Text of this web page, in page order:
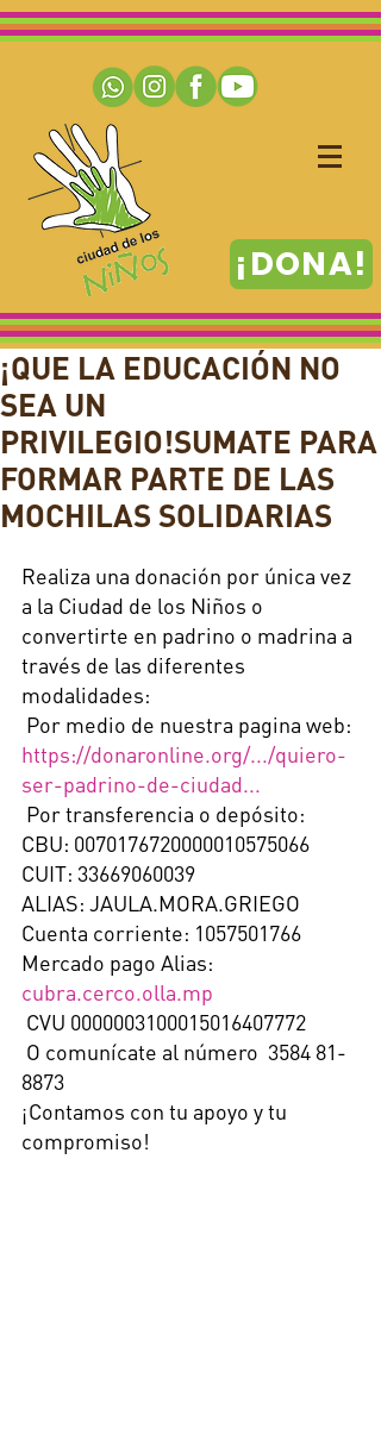
¡DONA!
¡QUE LA EDUCACIÓN NO
SEA UN
PRIVILEGIO!SUMATE PARA
FORMAR PARTE DE LAS
MOCHILAS SOLIDARIAS
Realiza una donación por única vez
a la Ciudad de los Niños o
convertirte en padrino o madrina a
través de las diferentes
modalidades:
Por medio de nuestra pagina web:
https://donaronline.org/.../quiero-
ser-padrino-de-ciudad...
Por transferencia o depósito:
CBU: 0070176720000010575066
CUIT: 33669060039
ALIAS: JAULA.MORA.GRIEGO
Cuenta corriente: 1057501766
Mercado pago Alias:
cubra.cerco.olla.mp
CVU 0000003100015016407772
O comunícate al número  3584 81-
8873
¡Contamos con tu apoyo y tu
compromiso!